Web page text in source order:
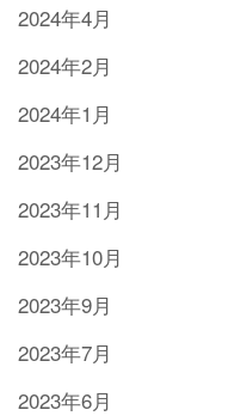
2024年4月
2024年2月
2024年1月
2023年12月
2023年11月
2023年10月
2023年9月
2023年7月
2023年6月